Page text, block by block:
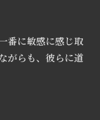
番に敏感に感じ取
がらも、彼らに道